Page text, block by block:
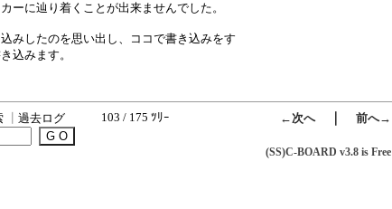
ーに辿り着くことが出来ませんでした。
みしたのを思い出し、ココで書き込みをす
込みます。
過去ログ 103 / 175 ﾂﾘｰ ←次へ｜ 前へ→
(SS)C-BOARD v3.8 is Free